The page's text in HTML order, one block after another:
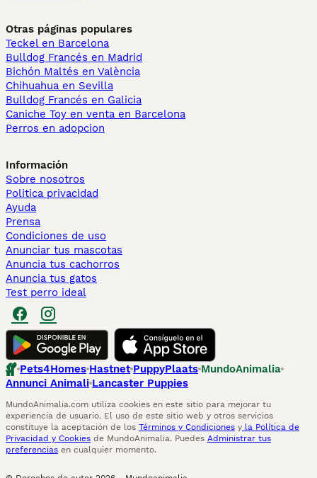
Otras páginas populares
Teckel en Barcelona
Bulldog Francés en Madrid
Bichón Maltés en València
Chihuahua en Sevilla
Bulldog Francés en Galicia
Caniche Toy en venta en Barcelona
Perros en adopcion
Información
Sobre nosotros
Politica privacidad
Ayuda
Prensa
Condiciones de uso
Anunciar tus mascotas
Anuncia tus cachorros
Anuncia tus gatos
Test perro ideal
Pets4Homes Hastnet PuppyPlaats MundoAnimalia
Annunci Animali Lancaster Puppies
MundoAnimalia.com utiliza cookies en este sitio para mejorar tu
experiencia de usuario. El uso de este sitio web y otros servicios
constituye la aceptación de los Términos y Condiciones y la Política de
Privacidad y Cookies de MundoAnimalia. Puedes Administrar tus
preferencias en cualquier momento.